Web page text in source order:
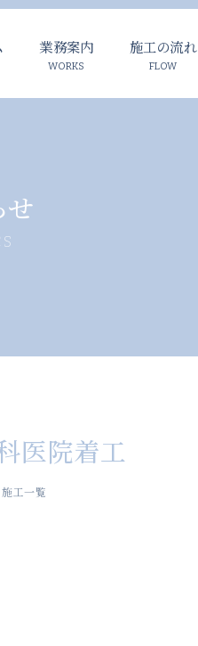
業務案内 施工の流れ
せ
医院着工
施工一覧